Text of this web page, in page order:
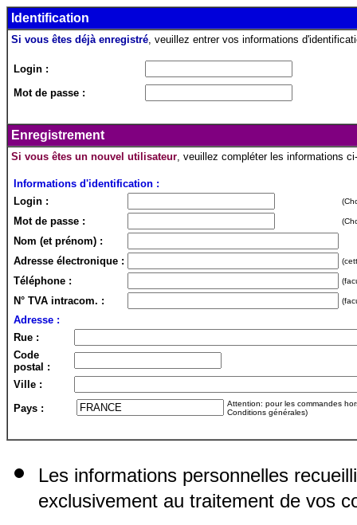
Identification
Si vous êtes déjà enregistré, veuillez entrer vos informations
Login :
Mot de passe :
Enregistrement
Si vous êtes un nouvel utilisateur, veuillez compléter les informations
Informations d'identification :
Login :
Mot de passe :
Nom (et prénom) :
Adresse électronique :
Téléphone :
N° TVA intracom. :
Adresse :
Rue :
Code
postal :
Ville :
Pays :
Attention: pour les commandes
Conditions générales)
Les informations personnelles
exclusivement au traitement de vos